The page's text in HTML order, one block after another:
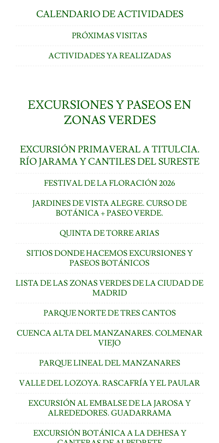
CALENDARIO DE ACTIVIDADES
PRÓXIMAS VISITAS
ACTIVIDADES YA REALIZADAS
EXCURSIONES Y PASEOS EN
ZONAS VERDES
EXCURSIÓN PRIMAVERAL A TITULCIA.
RÍO JARAMA Y CANTILES DEL SURESTE
FESTIVAL DE LA FLORACIÓN 2026
JARDINES DE VISTA ALEGRE. CURSO DE
BOTÁNICA + PASEO VERDE.
QUINTA DE TORRE ARIAS
SITIOS DONDE HACEMOS EXCURSIONES Y
PASEOS BOTÁNICOS
LISTA DE LAS ZONAS VERDES DE LA CIUDAD DE
MADRID
PARQUE NORTE DE TRES CANTOS
CUENCA ALTA DEL MANZANARES. COLMENAR
VIEJO
PARQUE LINEAL DEL MANZANARES
VALLE DEL LOZOYA. RASCAFRÍA Y EL PAULAR
EXCURSIÓN AL EMBALSE DE LA JAROSA Y
ALREDEDORES. GUADARRAMA
EXCURSIÓN BOTÁNICA A LA DEHESA Y